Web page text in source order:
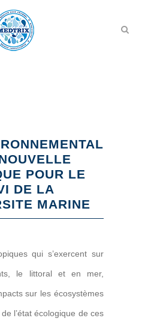
POUR LE
DE LA
MARINE
qui s’exercent sur
le littoral et en mer,
sur les écosystèmes
l’état écologique de ces